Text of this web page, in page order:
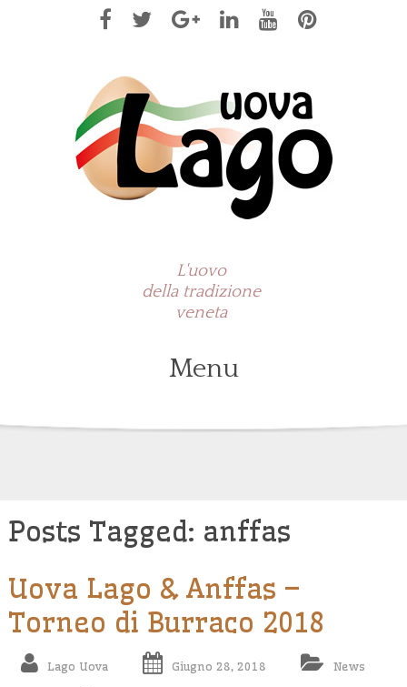
L'uovo
della tradizione
veneta
Menu
Posts Tagged: anffas
Uova Lago & Anffas –
Torneo di Burraco 2018
Lago Uova Giugno 28, 2018 News